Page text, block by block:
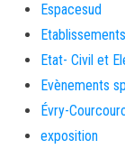
Espacesud
Etat- Civil et
Evènements
Évry-
exposition